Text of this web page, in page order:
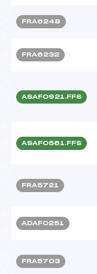
FRA6248
FRA6232
ASAF0921.FFS
ASAF0561.FFS
FRA5721
ADAF0251
FRA5703